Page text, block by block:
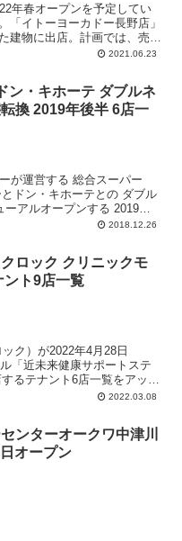
年春オープンを予定してい
「イトーヨーカドー長野店」
建物に出店。計画では、売場
場：106台。1階：食品スーパ
2021.06.23
ン・キホーテ ダブルネ
換 2019年後半 6店一
ドン・キホーテとの ダブル
アルオープンする 2019年
2018.12.26
ロック クリニックモ
ント9店一覧
ク）が2022年4月28日
「近未来健康サポートステ
るテナント6店一覧をアップ
、小児科、内科、循環器内
2022.03.08
ンターオークワ中津川
オープン